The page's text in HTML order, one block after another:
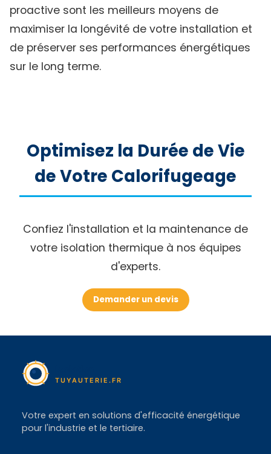
proactive sont les meilleurs moyens de
maximiser la longévité de votre installation et
de préserver ses performances énergétiques
sur le long terme.
Optimisez la Durée de Vie
de Votre Calorifugeage
Confiez l'installation et la maintenance de
votre isolation thermique à nos équipes
d'experts.
Demander un devis
Votre expert en solutions d'efficacité énergétique
pour l'industrie et le tertiaire.